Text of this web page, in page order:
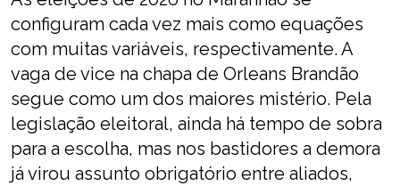
configuram cada vez mais como equações
com muitas variáveis, respectivamente. A
vaga de vice na chapa de Orleans Brandão
segue como um dos maiores mistério. Pela
legislação eleitoral, ainda há tempo de sobra
para a escolha, mas nos bastidores a demora
já virou assunto obrigatório entre aliados,